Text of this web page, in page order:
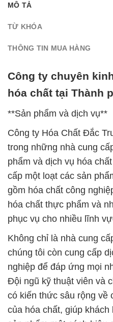
MÔ TẢ
TỪ KHÓA
THÔNG TIN MUA HÀNG
Công ty chuyên
hóa chất tại Thành
**Sản phẩm và dịch vụ**
Công ty Hóa Chất Đắc
trong những nhà cung
phẩm và dịch vụ hóa
cấp một loạt các sản
gồm hóa chất công
hóa chất thực phẩm và
phục vụ cho nhiều lĩnh
Không chỉ là nhà cung
chúng tôi còn cung cấp
nghiệp để đáp ứng mọi
Đội ngũ kỹ thuật viên và
có kiến thức sâu rộng về
của hóa chất, giúp